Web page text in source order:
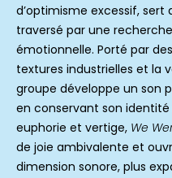
d’optimisme excessif,
traversé par une
émotionnelle. Porté par
textures industrielles et la
groupe développe un son
en conservant son
euphorie et vertige, We
de joie ambivalente et
dimension sonore, plus